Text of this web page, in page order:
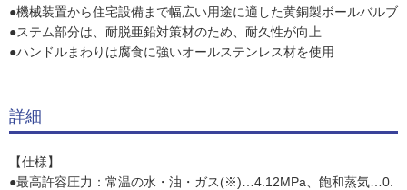
●機械装置から住宅設備まで幅広い用途に適した黄銅製ボールバルブ
●ステム部分は、耐脱亜鉛対策材のため、耐久性が向上
●ハンドルまわりは腐食に強いオールステンレス材を使用
詳細
【仕様】
●最高許容圧力：常温の水・油・ガス(※)…4.12MPa、飽和蒸気…0.